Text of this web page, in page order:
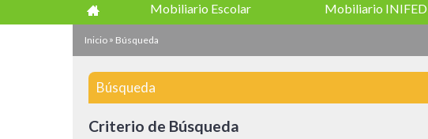
Mobiliario Escolar Mobiliario INIFED
Inicio » Búsqueda
Búsqueda
Criterio de Búsqueda